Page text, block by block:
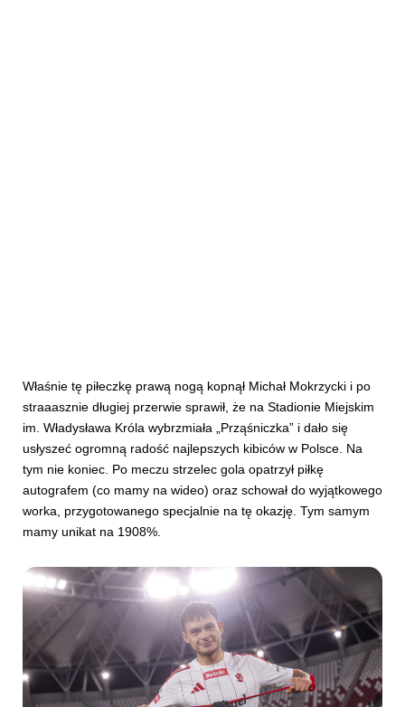
Właśnie tę piłeczkę prawą nogą kopnął Michał Mokrzycki i po
straaasznie długiej przerwie sprawił, że na Stadionie Miejskim
im. Władysława Króla wybrzmiała „Prząśniczka” i dało się
usłyszeć ogromną radość najlepszych kibiców w Polsce. Na
tym nie koniec. Po meczu strzelec gola opatrzył piłkę
autografem (co mamy na wideo) oraz schował do wyjątkowego
worka, przygotowanego specjalnie na tę okazję. Tym samym
mamy unikat na 1908%.